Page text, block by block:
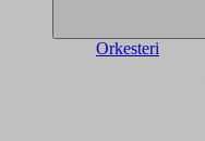
Orkesteri